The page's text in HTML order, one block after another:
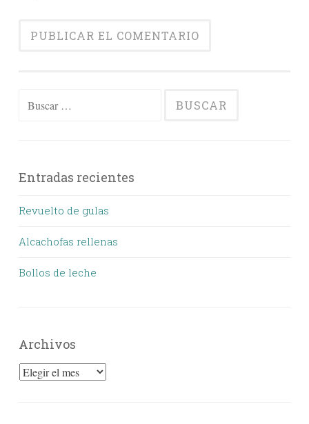
Entradas recientes
Revuelto de gulas
Alcachofas rellenas
Bollos de leche
Archivos
Archivos